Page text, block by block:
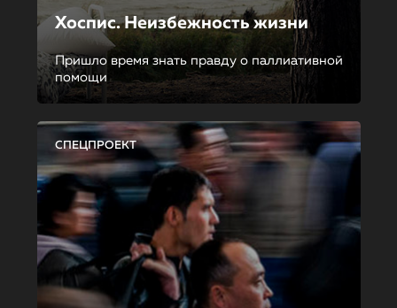
Хоспис. Неизбежность жизни
Пришло время знать правду о паллиативной
помощи
СПЕЦПРОЕКТ